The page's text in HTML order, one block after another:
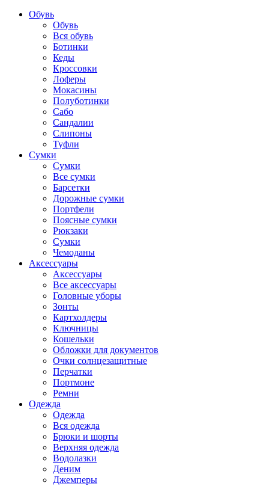
Обувь
Обувь
Вся обувь
Ботинки
Кеды
Кроссовки
Лоферы
Мокасины
Полуботинки
Сабо
Сандалии
Слипоны
Туфли
Сумки
Сумки
Все сумки
Барсетки
Дорожные сумки
Портфели
Поясные сумки
Рюкзаки
Сумки
Чемоданы
Аксессуары
Аксессуары
Все аксессуары
Головные уборы
Зонты
Картхолдеры
Ключницы
Кошельки
Обложки для документов
Очки солнцезащитные
Перчатки
Портмоне
Ремни
Одежда
Одежда
Вся одежда
Брюки и шорты
Верхняя одежда
Водолазки
Деним
Джемперы